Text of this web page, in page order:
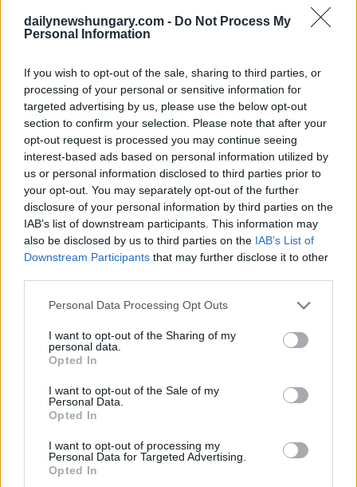
dailynewshungary.com - Do Not Process My
Personal Information
If you wish to opt-out of the sale, sharing to third parties, or
processing of your personal or sensitive information for
targeted advertising by us, please use the below opt-out
section to confirm your selection. Please note that after your
opt-out request is processed you may continue seeing
interest-based ads based on personal information utilized by
us or personal information disclosed to third parties prior to
your opt-out. You may separately opt-out of the further
disclosure of your personal information by third parties on the
IAB’s list of downstream participants. This information may
also be disclosed by us to third parties on the IAB’s List of
Downstream Participants that may further disclose it to other
Please note that this website/app uses one or more Google
not limited to your visit or usage behaviour. You may click to
grant or deny consent to Google and its third-party tags to
use your data for below specified purposes in below Google
consent section.
Personal Data Processing Opt Outs
I want to opt-out of the Sharing of my
personal data.
Opted In
I want to opt-out of the Sale of my
Personal Data.
Opted In
I want to opt-out of processing my
Personal Data for Targeted Advertising.
Opted In
Tour de Budapest – Radfahren durch die neun Brücken
der ungarischen Hauptstadt (Klicken
Internationalen Tag des Freiwilligen, indem er
Lebkuchen für wohltätige Zwecke dekoriert. „Für das
Video klicken Sie HIER
ungarn #was heute in ungarn passiert ist
Leave a Reply
Your email address will not be published. Required fields are marked *
Name
Add Comment *